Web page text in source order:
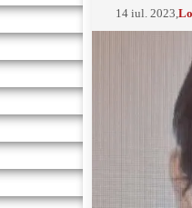
14 iul. 2023 ,